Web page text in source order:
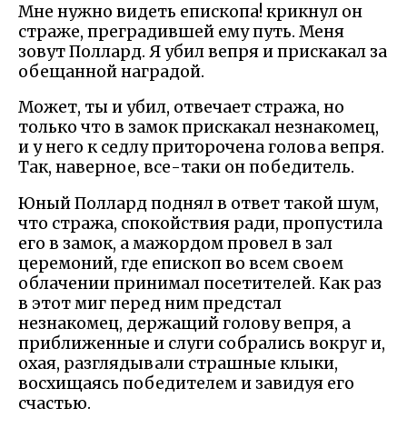
Мне нужно видеть епископа! крикнул он
страже, преградившей ему путь. Меня
зовут Поллард. Я убил вепря и прискакал за
обещанной наградой.
Может, ты и убил, отвечает стража, но
только что в замок прискакал незнакомец,
и у него к седлу приторочена голова вепря.
Так, наверное, все-таки он победитель.
Юный Поллард поднял в ответ такой шум,
что стража, спокойствия ради, пропустила
его в замок, а мажордом провел в зал
церемоний, где епископ во всем своем
облачении принимал посетителей. Как раз
в этот миг перед ним предстал
незнакомец, держащий голову вепря, а
приближенные и слуги собрались вокруг и,
охая, разглядывали страшные клыки,
восхищаясь победителем и завидуя его
счастью.